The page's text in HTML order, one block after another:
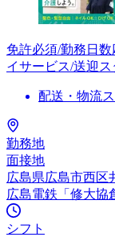
免許必須/勤務日
イサービス/送迎ス
配送・物流
勤務地
面接地
広島県広島市西区
広島電鉄「修大協
シフト